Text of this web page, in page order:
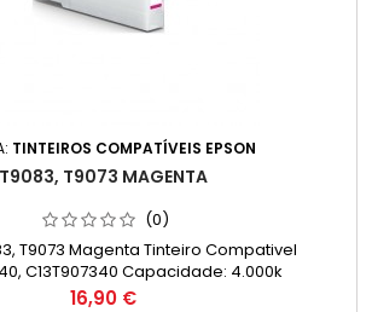
TINTEIROS COMPATÍVEIS EPSON
T9083, T9073 MAGENTA
(0)
T9073 Magenta Tinteiro Compativel
C13T907340 Capacidade: 4.000k
Preço
16,90 €